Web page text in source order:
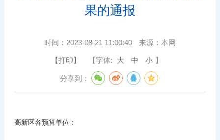
果的通报
时间： 2023-08-21 11:00:40 来源： 本网
【打印】 【字体: 大 中 小 】
分享到：
高新区各预算单位：